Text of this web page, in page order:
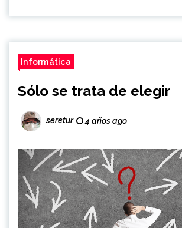
Informática
Sólo se trata de elegir
seretur 4 años ago